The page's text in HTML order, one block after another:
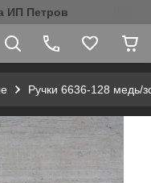
ИП Петров
Ручки 6636-128 медь/